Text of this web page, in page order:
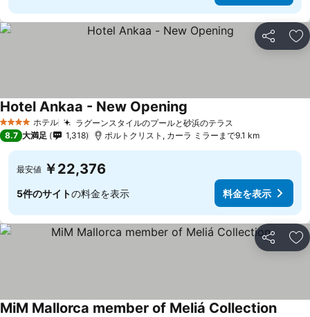
シェア お
4 ホテルのランク
ホテル ラグーンスタイルのプールと砂浜のテラス
Hotel Ankaa - New Opening
8.7 大満足 1,318 ポルトクリスト, カーラ ミラーまで9.1 km
最安値 ￥22,376
5件のサイトの料金を表示 料金を表示
シェア お
MiM Mallorca member of Meliá Collection